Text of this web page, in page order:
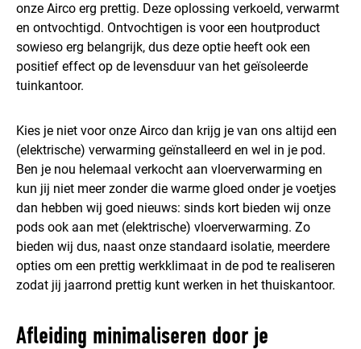
onze Airco erg prettig. Deze oplossing verkoeld, verwarmt
en ontvochtigd. Ontvochtigen is voor een houtproduct
sowieso erg belangrijk, dus deze optie heeft ook een
positief effect op de levensduur van het geïsoleerde
tuinkantoor.
Kies je niet voor onze Airco dan krijg je van ons altijd een
(elektrische) verwarming geïnstalleerd en wel in je pod.
Ben je nou helemaal verkocht aan vloerverwarming en
kun jij niet meer zonder die warme gloed onder je voetjes
dan hebben wij goed nieuws: sinds kort bieden wij onze
pods ook aan met (elektrische) vloerverwarming. Zo
bieden wij dus, naast onze standaard isolatie, meerdere
opties om een prettig werkklimaat in de pod te realiseren
zodat jij jaarrond prettig kunt werken in het thuiskantoor.
Afleiding minimaliseren door je